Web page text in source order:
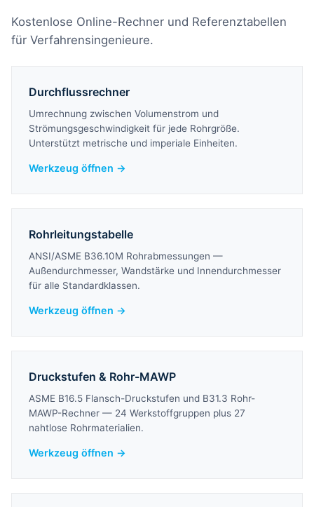
Kostenlose Online-Rechner und Referenztabellen
für Verfahrensingenieure.
Durchflussrechner
Umrechnung zwischen Volumenstrom und
Strömungsgeschwindigkeit für jede Rohrgröße.
Unterstützt metrische und imperiale Einheiten.
Werkzeug öffnen →
Rohrleitungstabelle
ANSI/ASME B36.10M Rohrabmessungen —
Außendurchmesser, Wandstärke und Innendurchmesser
für alle Standardklassen.
Werkzeug öffnen →
Druckstufen & Rohr-MAWP
ASME B16.5 Flansch-Druckstufen und B31.3 Rohr-
MAWP-Rechner — 24 Werkstoffgruppen plus 27
nahtlose Rohrmaterialien.
Werkzeug öffnen →